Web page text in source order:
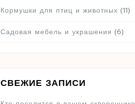
Кормушки для птиц и животных (11)
Садовая мебель и украшения (6)
СВЕЖИЕ ЗАПИСИ